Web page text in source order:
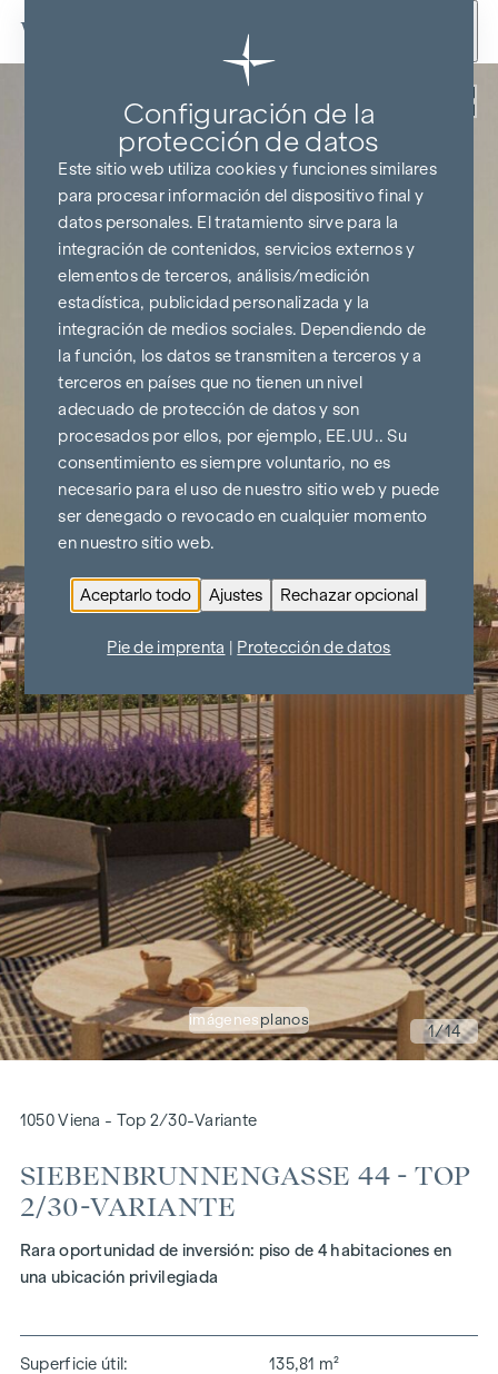
Ir al contenido
imágenes planos
1/14
1050 Viena - Top 2/30-Variante
SIEBENBRUNNENGASSE 44 - TOP
2/30-VARIANTE
Rara oportunidad de inversión: piso de 4 habitaciones en
una ubicación privilegiada
Superficie útil
135,81 m²
Configuración de la
protección de datos
Este sitio web utiliza cookies y funciones similares
para procesar información del dispositivo final y
datos personales. El tratamiento sirve para la
integración de contenidos, servicios externos y
elementos de terceros, análisis/medición
estadística, publicidad personalizada y la
integración de medios sociales. Dependiendo de
la función, los datos se transmiten a terceros y a
terceros en países que no tienen un nivel
adecuado de protección de datos y son
procesados por ellos, por ejemplo, EE.UU.. Su
consentimiento es siempre voluntario, no es
necesario para el uso de nuestro sitio web y puede
ser denegado o revocado en cualquier momento
en nuestro sitio web.
Aceptarlo todo Ajustes Rechazar opcional
Pie de imprenta Protección de datos